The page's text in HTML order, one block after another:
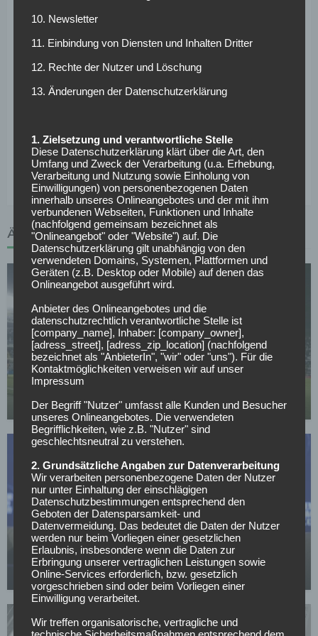
nach einem neuen Verein. Leicester City hatte seinen
Hamburger SV wohl um die Dienste des 34-Jährigen, eine
Unterschrift kam jedoch nicht zustande. Er hat wie Tasci
auf allerhöchstem internationalen Niveau gespielt und
weiß wie Titel gewonnen werden. Weitere gehandelte
Florentin Pogba. Es bleibt abzuwarten, wer von diesen
Kandidaten in den kommenden Tagen ein Angebot der
Mailänder erhalten wird.
ÄHNLICHE ARTIKEL
WELTMEISTERSCHAFT
Neymar im WM-Kader? Ancelotti macht Superstar
Hoffnung
12.05.2026
WELTMEISTERSCHAFT
DFB-Kritik erfolgreich – WM-Prämien steigen
drastisch!
29.04.2026
10. Newsletter
11. Einbindung von Diensten und Inhalten Dritter
12. Rechte der Nutzer und Löschung
13. Änderungen der Datenschutzerklärung
1. Zielsetzung und verantwortliche Stelle
Diese Datenschutzerklärung klärt über die Art, den
Umfang und Zweck der Verarbeitung (u.a. Erhebung,
Verarbeitung und Nutzung sowie Einholung von
Einwilligungen) von personenbezogenen Daten
innerhalb unseres Onlineangebotes und der mit ihm
verbundenen Webseiten, Funktionen und Inhalte
(nachfolgend gemeinsam bezeichnet als
"Onlineangebot" oder "Website") auf. Die
Datenschutzerklärung gilt unabhängig von den
verwendeten Domains, Systemen, Plattformen und
Geräten (z.B. Desktop oder Mobile) auf denen das
Onlineangebot ausgeführt wird.
Anbieter des Onlineangebotes und die
datenschutzrechtlich verantwortliche Stelle ist
[company_name], Inhaber: [company_owner],
[adress_street], [adress_zip_location] (nachfolgend
bezeichnet als "AnbieterIn", "wir" oder "uns"). Für die
Kontaktmöglichkeiten verweisen wir auf unser
Impressum
Der Begriff "Nutzer" umfasst alle Kunden und Besucher
unseres Onlineangebotes. Die verwendeten
Begrifflichkeiten, wie z.B. "Nutzer" sind
geschlechtsneutral zu verstehen.
2. Grundsätzliche Angaben zur Datenverarbeitung
Wir verarbeiten personenbezogene Daten der Nutzer
nur unter Einhaltung der einschlägigen
Datenschutzbestimmungen entsprechend den
Geboten der Datensparsamkeit- und
Datenvermeidung. Das bedeutet die Daten der Nutzer
werden nur beim Vorliegen einer gesetzlichen
Erlaubnis, insbesondere wenn die Daten zur
Erbringung unserer vertraglichen Leistungen sowie
Online-Services erforderlich, bzw. gesetzlich
vorgeschrieben sind oder beim Vorliegen einer
Einwilligung verarbeitet.
Wir treffen organisatorische, vertragliche und